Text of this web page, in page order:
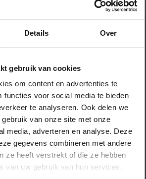
Details Over
gebruik van cookies
om content en advertenties te
functies voor social media te bieden
te analyseren. Ook delen we
van onze site met onze
media, adverteren en analyse. Deze
gegevens combineren met andere
ze heeft verstrekt of die ze hebben
van uw gebruik van hun services.
er wel snellere AST’s ontwikkeld
vaak complex en duur”, zegt
laat toe om het effect van
telefoon gebruikt worden, omdat
de nodige filmpjes op te nemen.”
zal van pas komen om een
pandemie te voorkomen”, zegt
resistentie ontstaat wanneer
ontwikkelen om de
bedoeld zijn om hen te doden,